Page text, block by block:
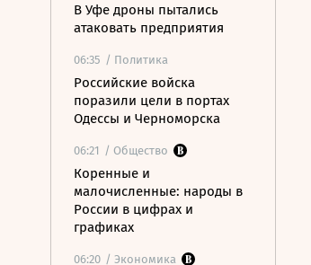
В Уфе дроны пытались
атаковать предприятия
06:35 / Политика
Российские войска
поразили цели в портах
Одессы и Черноморска
06:21 / Общество
Коренные и
малочисленные: народы в
России в цифрах и
графиках
06:20 / Экономика